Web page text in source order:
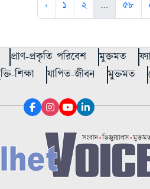
‹ ১ ২ ... ৫৮
প্রাণ-প্রকৃতি পরিবেশ মুক্তমত
শিক্ষা যাপিত-জীবন মুক্তমত